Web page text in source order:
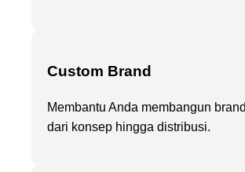
Custom Brand
Membantu Anda membangun
dari konsep hingga distribusi.